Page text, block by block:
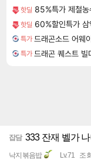
핫딜 85%특가 제철
핫딜 60%할인특가 삼익가
특가
특가
잡담 333 잔재 벨가
낙지볶음밥 Lv.71 조